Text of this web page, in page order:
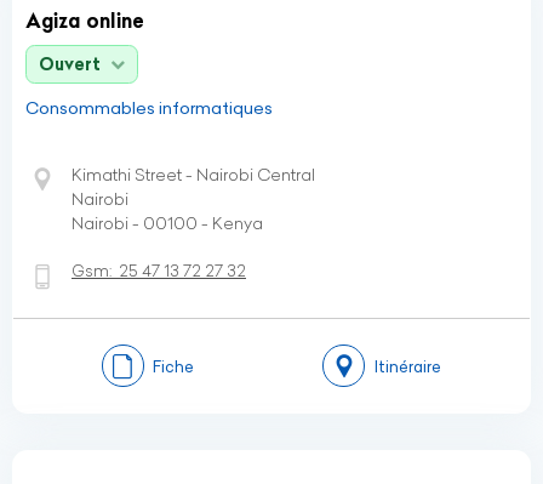
Agiza online
Ouvert
Consommables informatiques
Kimathi Street - Nairobi Central
Nairobi
Nairobi - 00100 - Kenya
Gsm: 25 47 13 72 27 32
Fiche Itinéraire